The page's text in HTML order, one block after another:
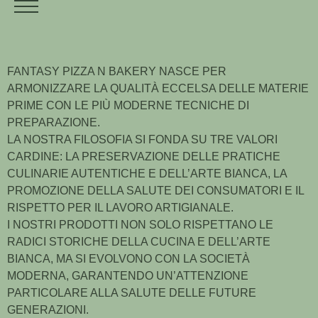
FANTASY PIZZA N BAKERY NASCE PER
ARMONIZZARE LA QUALITÀ ECCELSA DELLE MATERIE
PRIME CON LE PIÙ MODERNE TECNICHE DI
PREPARAZIONE.
LA NOSTRA FILOSOFIA SI FONDA SU TRE VALORI
CARDINE: LA PRESERVAZIONE DELLE PRATICHE
CULINARIE AUTENTICHE E DELL’ARTE BIANCA, LA
PROMOZIONE DELLA SALUTE DEI CONSUMATORI E IL
RISPETTO PER IL LAVORO ARTIGIANALE.
I NOSTRI PRODOTTI NON SOLO RISPETTANO LE
RADICI STORICHE DELLA CUCINA E DELL’ARTE
BIANCA, MA SI EVOLVONO CON LA SOCIETÀ
MODERNA, GARANTENDO UN’ATTENZIONE
PARTICOLARE ALLA SALUTE DELLE FUTURE
GENERAZIONI.